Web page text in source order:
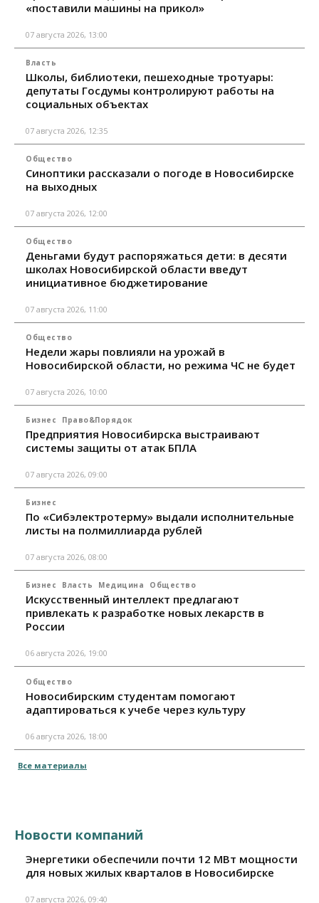
«поставили машины на прикол»
07 августа 2026, 13:00
Власть
Школы, библиотеки, пешеходные тротуары:
депутаты Госдумы контролируют работы на
социальных объектах
07 августа 2026, 12:35
Общество
Синоптики рассказали о погоде в Новосибирске
на выходных
07 августа 2026, 12:00
Общество
Деньгами будут распоряжаться дети: в десяти
школах Новосибирской области введут
инициативное бюджетирование
07 августа 2026, 11:00
Общество
Недели жары повлияли на урожай в
Новосибирской области, но режима ЧС не будет
07 августа 2026, 10:00
Бизнес Право&Порядок
Предприятия Новосибирска выстраивают
системы защиты от атак БПЛА
07 августа 2026, 09:00
Бизнес
По «Сибэлектротерму» выдали исполнительные
листы на полмиллиарда рублей
07 августа 2026, 08:00
Бизнес Власть Медицина Общество
Искусственный интеллект предлагают
привлекать к разработке новых лекарств в
России
06 августа 2026, 19:00
Общество
Новосибирским студентам помогают
адаптироваться к учебе через культуру
06 августа 2026, 18:00
Все материалы
Новости компаний
Энергетики обеспечили почти 12 МВт мощности
для новых жилых кварталов в Новосибирске
07 августа 2026, 09:40